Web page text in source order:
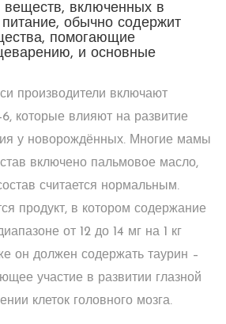
веществ, включенных в
обычно содержит
помогающие
и основные
производители включают
которые влияют на развитие
у новорождённых. Многие мамы
включено пальмовое масло,
считается нормальным.
продукт, в котором содержание
от 12 до 14 мг на 1 кг
он должен содержать таурин –
участие в развитии глазной
клеток головного мозга.